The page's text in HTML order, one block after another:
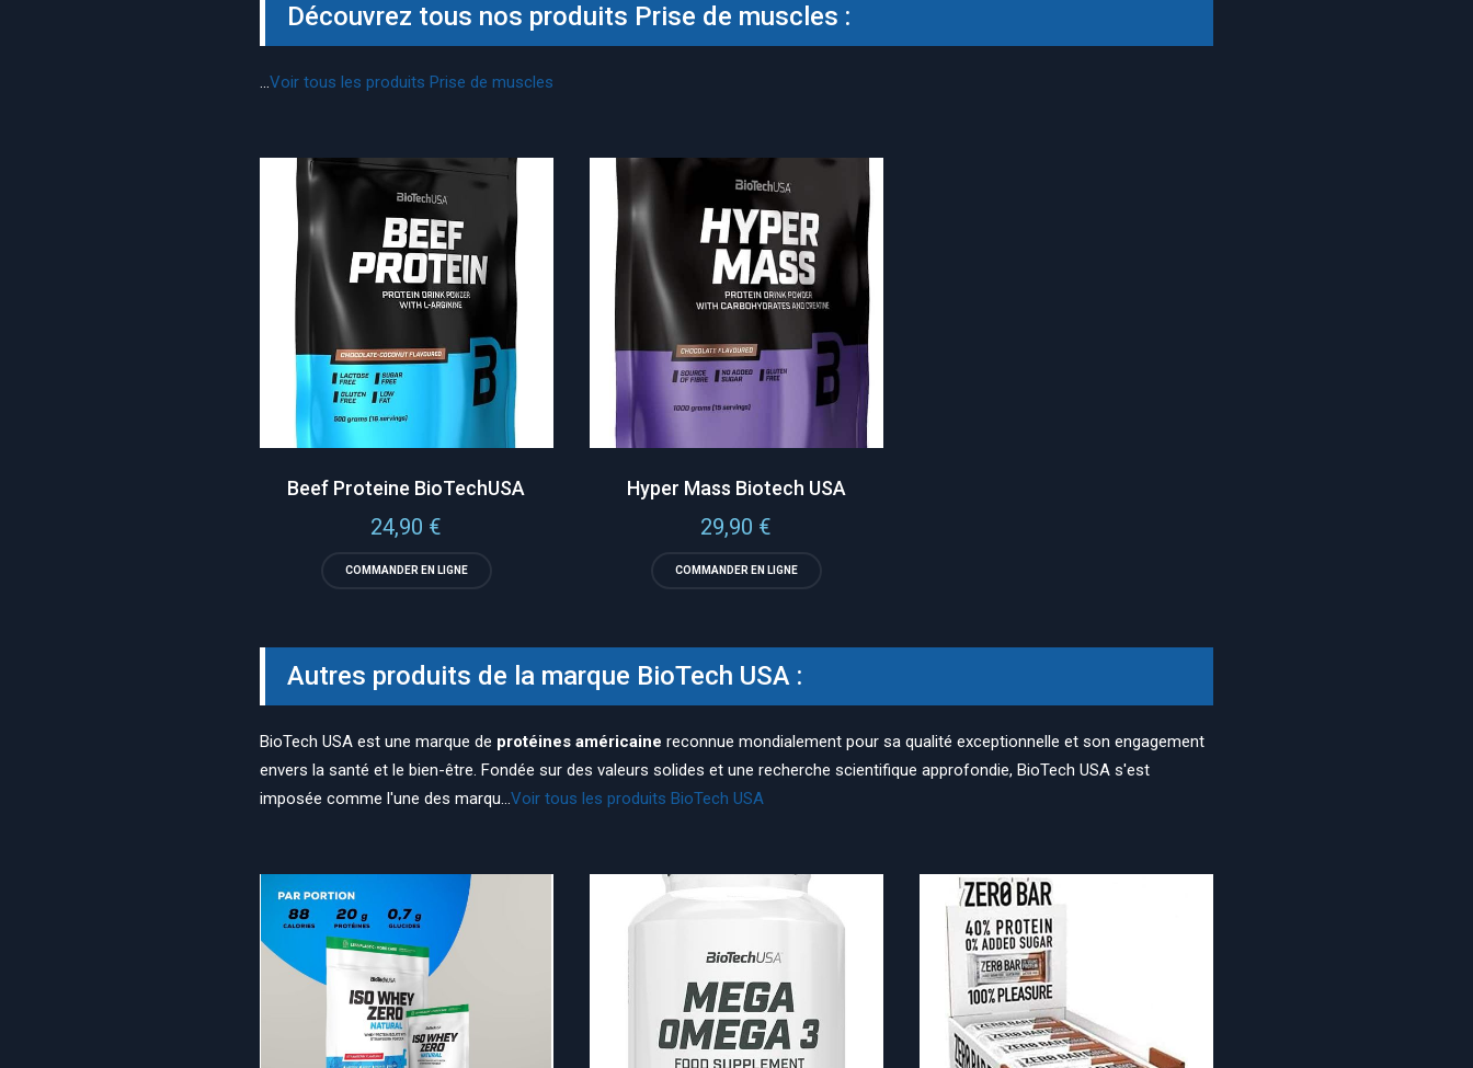
Découvrez tous nos produits Prise de muscles :
...Voir tous les produits Prise de muscles
Beef Proteine BioTechUSA
24,90 €
COMMANDER EN LIGNE
Hyper Mass Biotech USA
29,90 €
COMMANDER EN LIGNE
Autres produits de la marque BioTech USA :
BioTech USA est une marque de protéines américaine reconnue mondialement pour sa qualité exceptionnelle et son engagement
envers la santé et le bien-être. Fondée sur des valeurs solides et une recherche scientifique approfondie, BioTech USA s'est
imposée comme l'une des marqu...Voir tous les produits BioTech USA